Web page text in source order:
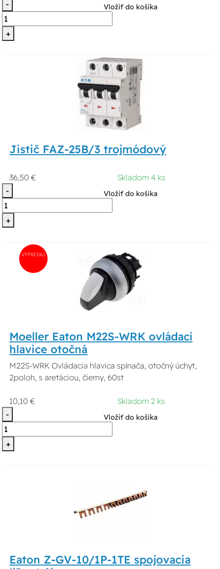
-
+
Vložiť do košíka
Jistič FAZ-25B/3 trojmódový
36,50 €
Skladom 4 ks
-
+
Vložiť do košíka
VÝPREDAJ
Moeller Eaton M22S-WRK ovládací
hlavice otočná
M22S-WRK Ovládacia hlavica spínača, otočný úchyt,
2poloh, s aretáciou, čierny, 60st
10,10 €
Skladom 2 ks
-
+
Vložiť do košíka
Eaton Z-GV-10/1P-1TE spojovacia